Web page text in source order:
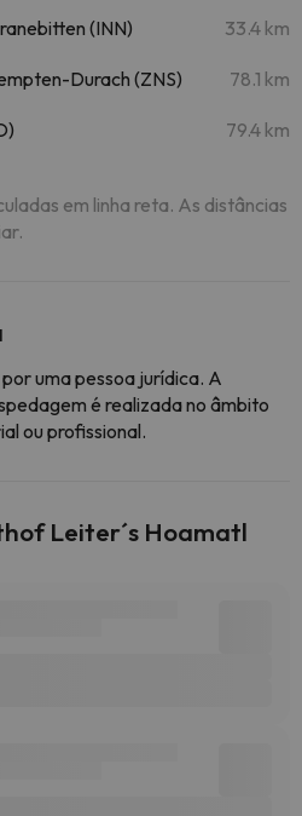
(INN) 33.4 km
Durach (ZNS) 78.1 km
79.4 km
em linha reta. As distâncias
uma pessoa jurídica. A
é realizada no âmbito
ou profissional.
Leiter´s Hoamatl